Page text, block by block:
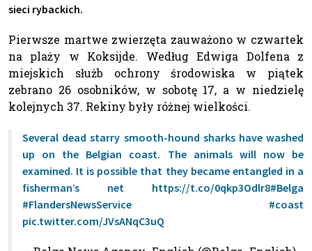
sieci rybackich.
Pierwsze martwe zwierzęta zauważono w czwartek
na plaży w Koksijde. Według Edwiga Dolfena z
miejskich służb ochrony środowiska w piątek
zebrano 26 osobników, w sobotę 17, a w niedzielę
kolejnych 37. Rekiny były różnej wielkości.
Several dead starry smooth-hound sharks have washed
up on the Belgian coast. The animals will now be
examined. It is possible that they became entangled in a
fisherman’s net https://t.co/0qkp3Odlr8#Belga
#FlandersNewsService
#coast
pic.twitter.com/JVsANqC3uQ